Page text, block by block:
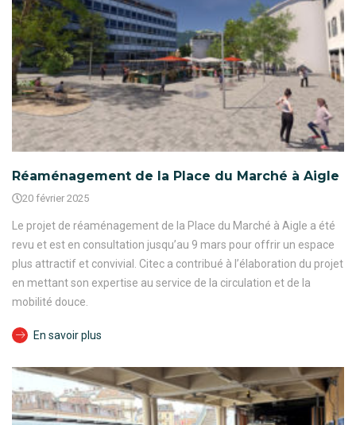
Réaménagement de la Place du Marché à Aigle
20 février 2025
Le projet de réaménagement de la Place du Marché à Aigle a été
revu et est en consultation jusqu’au 9 mars pour offrir un espace
plus attractif et convivial. Citec a contribué à l’élaboration du projet
en mettant son expertise au service de la circulation et de la
mobilité douce.
En savoir plus